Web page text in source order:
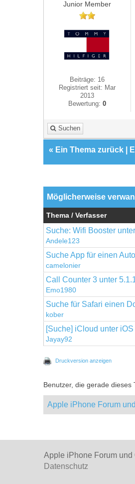
Junior Member
Beiträge: 16
Registriert seit: Mar
2013
Bewertung:0
Suchen
« Ein Thema zurück
Möglicherweise
Thema / Verfasser
Suche: Wifi Booster
Andele123
Suche App für einen
camelonier
Call Counter 3 unter
Emo1980
Suche für Safari einen
kober
[Suche] iCloud unter iOS
Jayay92
Druckversion anzeigen
Benutzer, die gerade
Apple iPhone Forum
Apple iPhone Forum und
Datenschutz